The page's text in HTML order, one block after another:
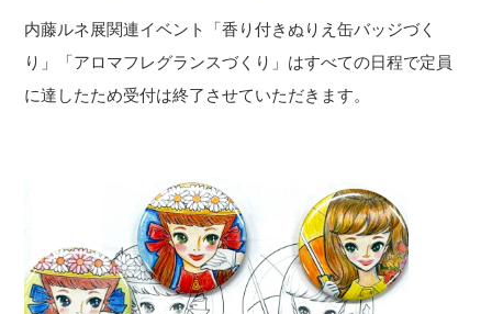
内藤ルネ展関連イベント「香り付きぬりえ缶バッジづく
り」「アロマフレグランスづくり」はすべての日程で定員
に達したため受付は終了させていただきます。